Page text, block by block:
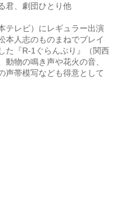
君、劇団ひとり他
テレビ）にレギュラー出演
本人志のものまねでブレイ
た『R-1ぐらんぷり』（関西
物の鳴き声や花火の音、
声帯模写なども得意として